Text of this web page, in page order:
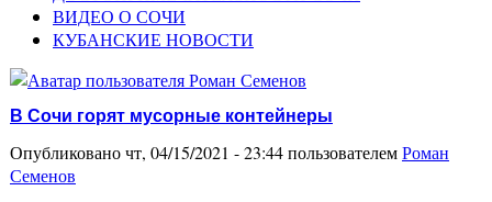
ВИДЕО О СОЧИ
КУБАНСКИЕ НОВОСТИ
В Сочи горят мусорные контейнеры
Опубликовано чт, 04/15/2021 - 23:44 пользователемРоман
Семенов